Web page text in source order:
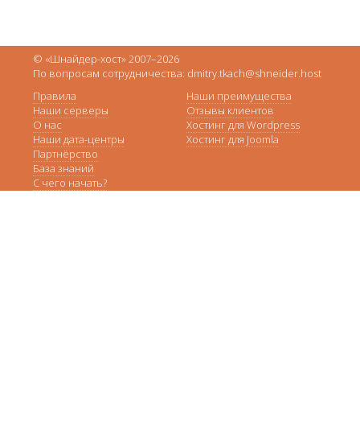
© «Шнайдер-хост» 2007–2026
По вопросам сотрудничества: dmitry.tkach@shneider.host
Правила
Наши серверы
О нас
Наши дата-центры
Партнёрство
База знаний
С чего начать?
Наши преимущества
Отзывы клиентов
Хостинг для Wordpress
Хостинг для Joomla